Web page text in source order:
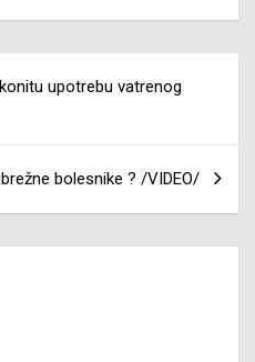
upotrebu vatrenog
bolesnike ? /VIDEO/